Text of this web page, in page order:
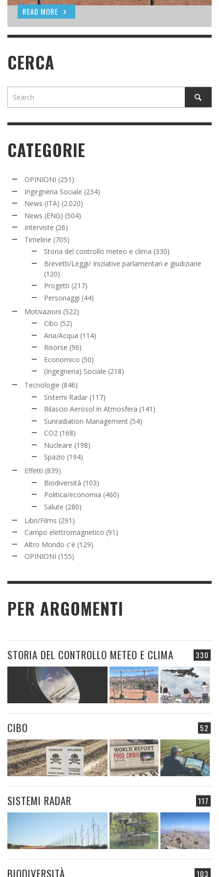
READ MORE
READ MORE
READ MORE
CERCA
CATEGORIE
OPINIONI (251)
Ingegneria Sociale (234)
News (ITA) (2.020)
News (ENG) (504)
Interviste (26)
Timeline (705)
Storia del controllo meteo e clima (330)
Brevetti/Leggi/ Iniziative parlamentari e giudiziarie
(120)
Progetti (217)
Personaggi (44)
Motivazioni (522)
Cibo (52)
Aria/Acqua (114)
Risorse (96)
Economico (50)
(Ingegneria) Sociale (218)
Tecnologie (846)
Sistemi Radar (117)
Rilascio Aerosol in Atmosfera (141)
Sunradiation Management (54)
CO2 (168)
Nucleare (198)
Spazio (194)
Effetti (839)
Biodiversità (103)
Politica/economia (460)
Salute (280)
Libri/Films (291)
Campo elettromagnetico (91)
Altro Mondo c'è (129)
OPINIONI (155)
PER ARGOMENTI
330
STORIA DEL CONTROLLO METEO E CLIMA
52
CIBO
117
SISTEMI RADAR
103
BIODIVERSITÀ